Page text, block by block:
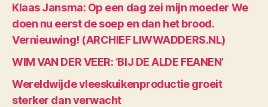
Klaas Jansma: Op een dag zei mijn moeder We
doen nu eerst de soep en dan het brood.
Vernieuwing! (ARCHIEF LIWWADDERS.NL)
WIM VAN DER VEER: ‘BIJ DE ALDE FEANEN’
Wereldwijde vleeskuikenproductie groeit
sterker dan verwacht